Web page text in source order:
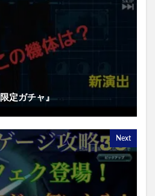
定ガチャ』
Next